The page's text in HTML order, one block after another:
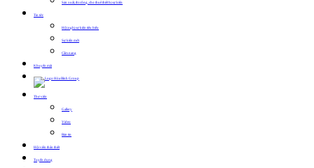
Sản xuất, thi công, cho thuê thiết bị sự kiện
Tin tức
Hội nghị sự kiện tiêu biểu
Sự kiện mới
Cẩm nang
Khuyến mãi
Thư viện
Gallery
Video
Bản tin
Hội viên thân thiết
Tuyển dụng